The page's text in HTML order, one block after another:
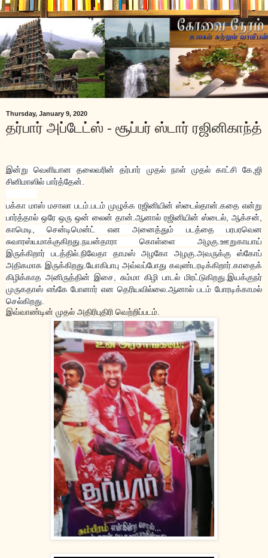
Thursday, January 9, 2020
தர்பார் அப்டேட்ஸ் - சூப்பர் ஸ்டார் ரஜினிகாந்த்
இன்று வெளியான தலைவரின் தர்பார் முதல் நாள் முதல் காட்சி கே,ஜி
சினிமாஸில் பார்த்தேன்.
பக்கா மாஸ் மசாலா படம்.படம் முழுக்க ரஜினியின் ஸ்டைல்தான்.கதை என்று
பார்த்தால் ஒரே ஒரு ஒன் லைன் தான்.ஆனால் ரஜினியின் ஸ்டைல், ஆக்சன்,
காமெடி, சென்டிமென்ட் என அனைத்தும் படத்தை பரபரவென
சுவாரஸ்யமாக்குகிறது.நயன்தாரா கொள்ளை அழகு.ஊறுகாயாய்
இருக்கிறார் படத்தில்.நிவேதா தாமஸ் அழகோ அழகு.அவருக்கு ஸ்கோப்
அதிகமாக இருக்கிறது.யோகிபாபு அவ்வப்போது கவுண்டரடிக்கிறார்.காதைக்
கிழிக்காத அனிருத்தின் இசை, சும்மா கிழி பாடல் மிரட்டுகிறது. இயக்குநர்
முருகதாஸ் எங்கே போனார் என தெரியவில்லை.ஆனால் படம் போரடிக்காமல்
செல்கிறது.
இவ்வாண்டின் முதல் அதிரிபுதிரி வெற்றிப்படம்.